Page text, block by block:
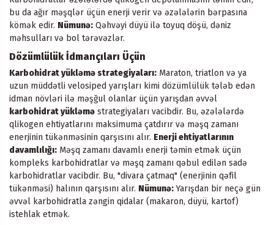
bu da ağır məşqlər üçün enerji verir və əzələlərin bərpasına
kömək edir. Nümunə: Qəhvəyi düyü ilə toyuq döşü, dəniz
məhsulları və bol tərəvəzlər.
Dözümlülük İdmançıları Üçün
Karbohidrat yükləmə strategiyaları: Maraton, triatlon və ya
uzun müddətli velosiped yarışları kimi dözümlülük tələb edən
idman növləri ilə məşğul olanlar üçün yarışdan əvvəl
karbohidrat yükləmə strategiyaları vacibdir. Bu, əzələlərdə
qlikogen ehtiyatlarını maksimuma çatdırır və məşq zamanı
enerjinin tükənməsinin qarşısını alır. Enerji ehtiyatlarının
davamlılığı: Məşq zamanı davamlı enerji təmin etmək üçün
kompleks karbohidratlar və məşq zamanı qəbul edilən sadə
karbohidratlar vacibdir. Bu, "divara çatmaq" (enerjinin qəfil
tükənməsi) halının qarşısını alır. Nümunə:Yarışdan bir neçə gün
əvvəl karbohidratla zəngin qidalar (makaron, düyü, kartof)
istehlak etmək.